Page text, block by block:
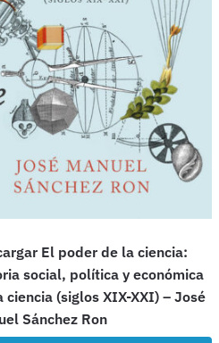
El poder de la ciencia:
social, política y económica
ciencia (siglos XIX-XXI) – José
Sánchez Ron